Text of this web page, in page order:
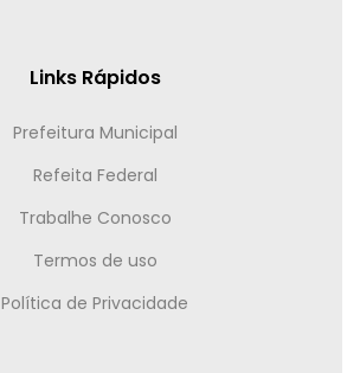
Links Rápidos
Prefeitura Municipal
Refeita Federal
Trabalhe Conosco
Termos de uso
Política de Privacidade